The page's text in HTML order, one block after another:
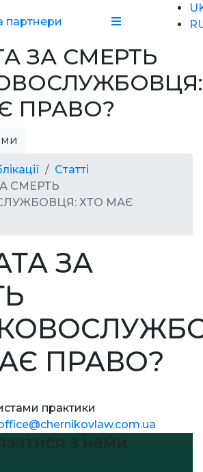
ЗА СМЕРТЬ
ПРАВО?
Статті
СМЕРТЬ
ХТО МАЄ
ЗА
ПРАВО?
практики
з нами